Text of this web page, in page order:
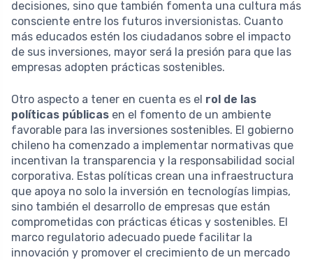
decisiones, sino que también fomenta una cultura más
consciente entre los futuros inversionistas. Cuanto
más educados estén los ciudadanos sobre el impacto
de sus inversiones, mayor será la presión para que las
empresas adopten prácticas sostenibles.
Otro aspecto a tener en cuenta es el rol de las
políticas públicas en el fomento de un ambiente
favorable para las inversiones sostenibles. El gobierno
chileno ha comenzado a implementar normativas que
incentivan la transparencia y la responsabilidad social
corporativa. Estas políticas crean una infraestructura
que apoya no solo la inversión en tecnologías limpias,
sino también el desarrollo de empresas que están
comprometidas con prácticas éticas y sostenibles. El
marco regulatorio adecuado puede facilitar la
innovación y promover el crecimiento de un mercado